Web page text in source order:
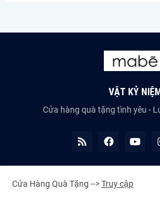
VẬT KỶ NIỆM
Cửa hàng quà tặng tình yêu -
©2023 All Rights Reserved
Cửa Hàng Quà Tặng -->Truy cập